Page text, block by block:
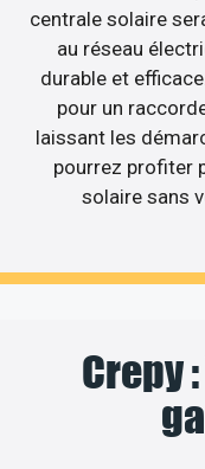
centrale solaire
au réseau
durable et
pour un
laissant les
pourrez profiter
solaire sans
Crepy